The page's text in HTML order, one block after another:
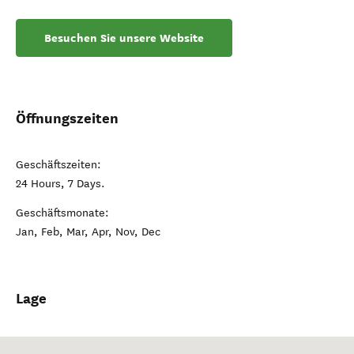
Besuchen Sie unsere Website
Öffnungszeiten
Geschäftszeiten:
24 Hours, 7 Days.
Geschäftsmonate:
Jan, Feb, Mar, Apr, Nov, Dec
Lage